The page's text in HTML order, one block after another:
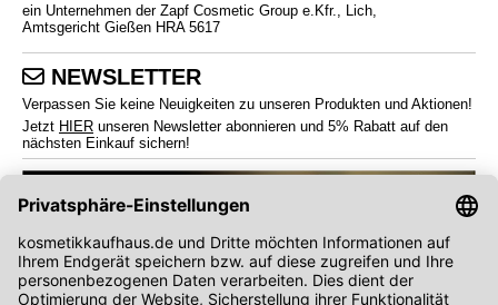
ein Unternehmen der Zapf Cosmetic Group e.Kfr., Lich,
Amtsgericht Gießen HRA 5617
NEWSLETTER
Verpassen Sie keine Neuigkeiten zu unseren Produkten und Aktionen!
Jetzt HIER unseren Newsletter abonnieren und 5% Rabatt auf den
nächsten Einkauf sichern!